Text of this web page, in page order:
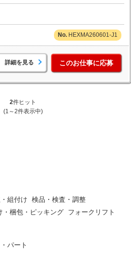
HEXMA260601-J1
詳細を見る このお仕事に応募
2件ヒット
(1～2件表示中)
組付け
検品・検査・調整
・梱包・ピッキング フォークリフト
パート